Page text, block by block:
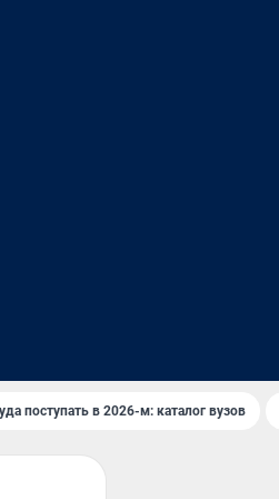
поступать в 2026-м: каталог вузов